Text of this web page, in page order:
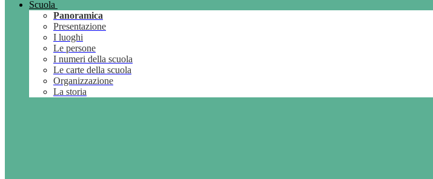
Scuola
Panoramica
Presentazione
I luoghi
Le persone
I numeri della scuola
Le carte della scuola
Organizzazione
La storia